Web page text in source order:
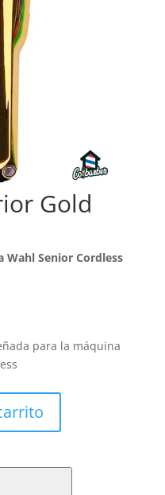
Gold
Wahl Senior Cordless
para la máquina